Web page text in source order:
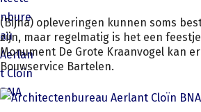
(Bijna) opleveringen kunnen soms
zijn, maar regelmatig is het een
Monument De Grote Kraanvogel kan
Bouwservice Bartelen.